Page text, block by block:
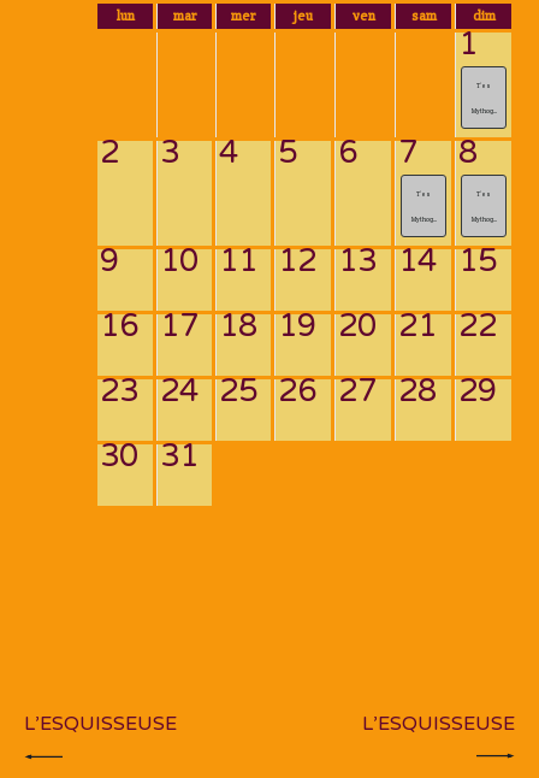
lun mar mer jeu ven sam dim
1
T’es
Mythog...
2 3 4 5 6 7
T’es
Mythog...
8
T’es
Mythog...
9 10 11 12 13 14 15
16 17 18 19 20 21 22
23 24 25 26 27 28 29
30 31
L’ESQUISSEUSE L’ESQUISSEUSE